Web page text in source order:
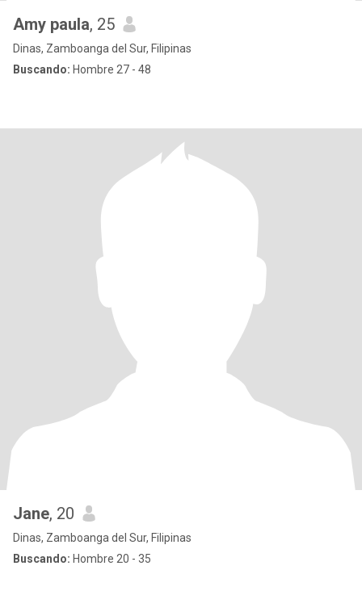
Amy paula, 25
Dinas, Zamboanga del Sur, Filipinas
Buscando: Hombre 27 - 48
Jane, 20
Dinas, Zamboanga del Sur, Filipinas
Buscando: Hombre 20 - 35